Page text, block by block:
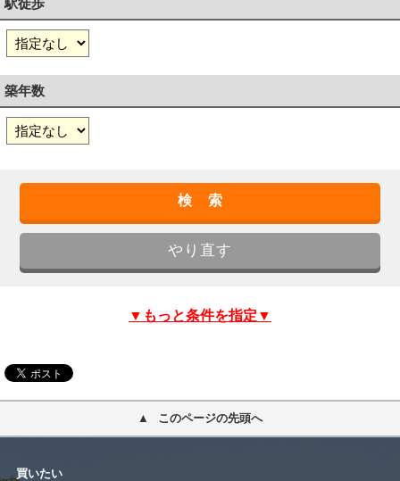
駅徒歩
築年数
▼もっと条件を指定▼
このページの先頭へ
買いたい